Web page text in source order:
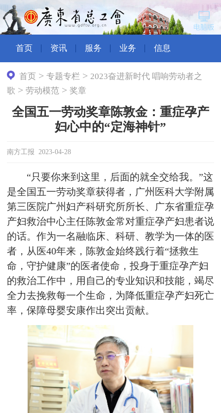
首页 资讯 服务 业务 信息
首页 >专题专栏 > 2023奋进新时代 唱响劳动者之
歌 > 劳动模范 > 奖章
全国五一劳动奖章陈敦金：重症孕产
妇心中的“定海神针”
南方工报 2023-04-28
“只要你来到这里，后面的就全交给我。”这
是全国五一劳动奖章获得者，广州医科大学附属
第三医院广州妇产科研究所所长、广东省重症孕
产妇救治中心主任陈敦金常对重症孕产妇患者说
的话。作为一名融临床、科研、教学为一体的医
者，从医40年来，陈敦金始终践行着“拯救生
命，守护健康”的医者使命，投身于重症孕产妇
的救治工作中，用自己的专业知识和技能，竭尽
全力去挽救每一个生命，为降低重症孕产妇死亡
率，保障母婴安康作出突出贡献。